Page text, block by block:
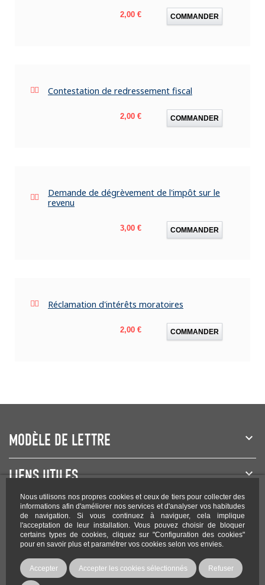
Nous utilisons nos propres cookies et ceux de tiers pour collecter des
informations afin d'améliorer nos services et d'analyser vos habitudes
de navigation. Si vous continuez à naviguer, cela implique
l'acceptation de leur installation. Vous pouvez choisir de bloquer
certains types de cookies, cliquez sur "Configuration des cookies"
pour en savoir plus et paramétrer vos cookies selon vos envies.
Accepter Accepter les cookies sélectionnés Refuser
Prix
2,00 € COMMANDER
Contestation de redressement fiscal
Prix
2,00 € COMMANDER
Demande de dégrèvement de l'impôt sur le
revenu
Prix
3,00 € COMMANDER
Réclamation d'intérêts moratoires
Prix
2,00 € COMMANDER
MODÈLE DE LETTRE
LIENS UTILES
NEWSLETTER